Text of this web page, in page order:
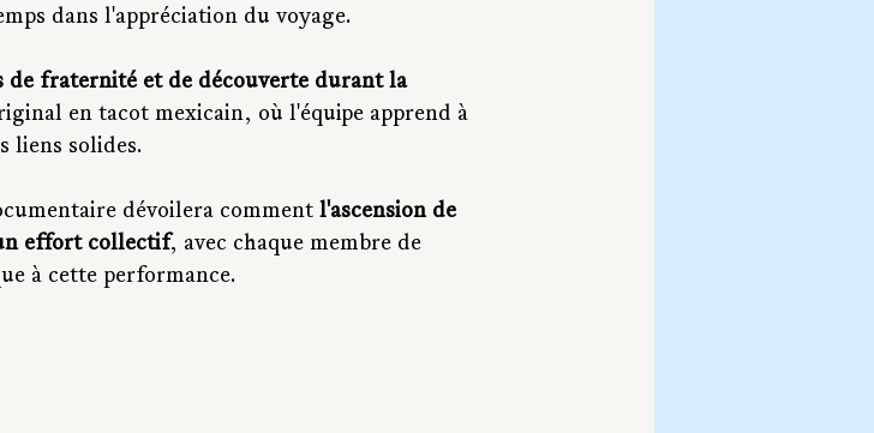
dans l'appréciation du voyage.
de fraternité et de découverte durant la
en tacot mexicain, où l'équipe apprend à
liens solides.
dévoilera comment l'ascension de
effort collectif, avec chaque membre de
à cette performance.